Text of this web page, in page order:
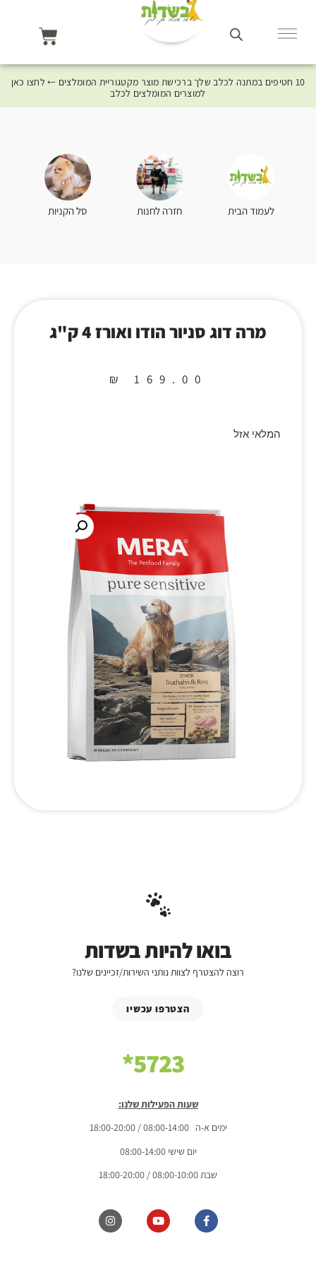
10 חטיפים במתנה לכלב שלך ברכישת מוצר מקטגוריית המומלצים ⤎ לחצו כאן
למוצרים המומלצים לכלב
לעמוד הבית חזרה לחנות סל הקניות
מרה דוג סניור הודו ואורז 4 ק"ג
₪ 169.00
המלאי אזל
בואו להיות בשדות
רוצה להצטרף לצוות נותני השירות/זכיינים שלנו?
הצטרפו עכשיו
5723*
שעות הפעילות שלנו:
ימים א-ה 08:00-14:00 / 18:00-20:00
יום שישי 08:00-14:00
שבת 08:00-10:00 / 18:00-20:00